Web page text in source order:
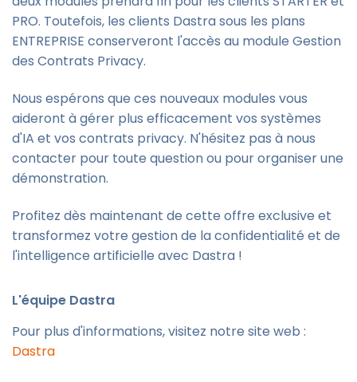
PRO. Toutefois, les clients Dastra sous les plans
ENTREPRISE conserveront l'accès au module Gestion
des Contrats Privacy.
Nous espérons que ces nouveaux modules vous
aideront à gérer plus efficacement vos systèmes
d'IA et vos contrats privacy. N'hésitez pas à nous
contacter pour toute question ou pour organiser une
démonstration.
Profitez dès maintenant de cette offre exclusive et
transformez votre gestion de la confidentialité et de
l'intelligence artificielle avec Dastra !
L'équipe Dastra
Pour plus d'informations, visitez notre site web :
Dastra